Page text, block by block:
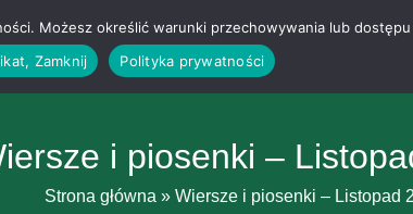
i piosenki –
Strona główna » Wiersze i piosenki – Listopad
Możesz określić warunki przechowywania lub
Zamknij
Polityka prywatności